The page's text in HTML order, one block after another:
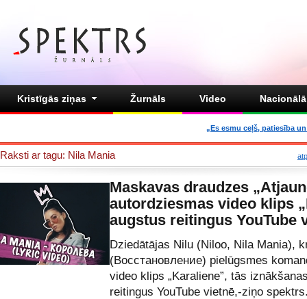
Kristīgās ziņas Žurnāls Video
„Es esmu ceļš, patiesība
Raksti ar tagu: Nila Mania
Maskavas draudzes
autordziesmas video klips
augstus reitingus YouTube
Dziedātājas Nilu (Niloo, Nila Mania),
(Восстановление) pielūgsmes
video klips „Karaliene”, tās
reitingus YouTube vietnē,-ziņo